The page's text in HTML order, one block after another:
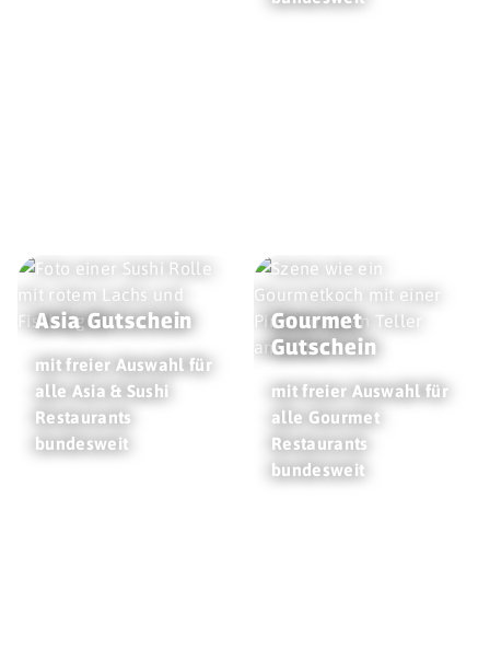
Asia Gutschein
mit freier Auswahl für
alle Asia & Sushi
Restaurants
bundesweit
Gourmet
Gutschein
mit freier Auswahl für
alle Gourmet
Restaurants
bundesweit